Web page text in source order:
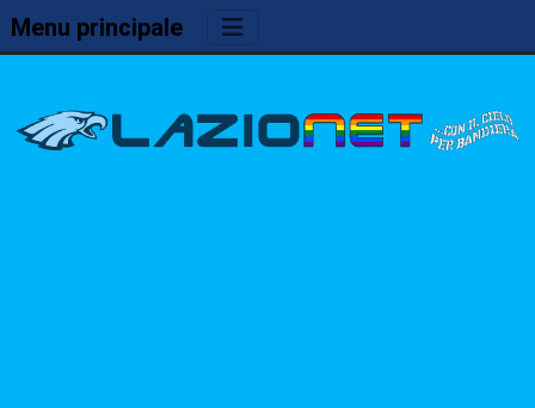
Menu principale